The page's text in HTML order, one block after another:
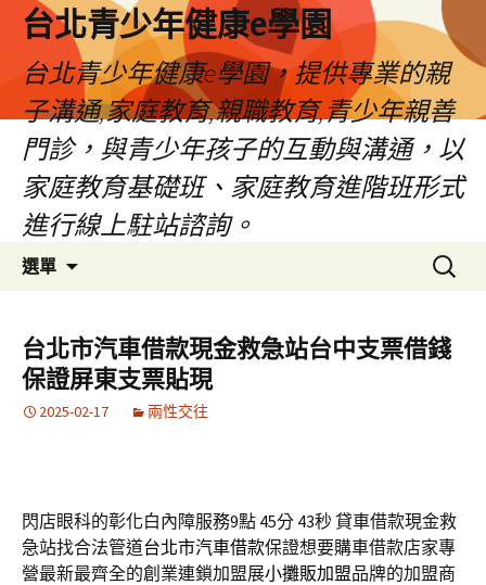
台北青少年健康e學園
台北青少年健康e學園，提供專業的親
子溝通,家庭教育,親職教育,青少年親善
門診，與青少年孩子的互動與溝通，以
家庭教育基礎班、家庭教育進階班形式
進行線上駐站諮詢。
選單
容
搜
尋
鍵
字:
台北市汽車借款現金救急站台中支票借錢
保證屏東支票貼現
2025-02-17 兩性交往
閃店眼科的彰化白內障服務9點 45分 43秒貸車借款現金救
急站找合法管道台北市汽車借款保證想要購車借款店家專
營最新最齊全的創業連鎖加盟展小攤販加盟品牌的加盟商